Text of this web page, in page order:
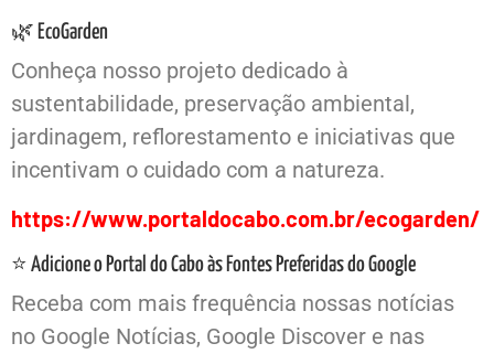
🌿 EcoGarden
Conheça nosso projeto dedicado à
sustentabilidade, preservação ambiental,
jardinagem, reflorestamento e iniciativas que
incentivam o cuidado com a natureza.
https://www.portaldocabo.com.br/ecogarden/
⭐ Adicione o Portal do Cabo às Fontes Preferidas do Google
Receba com mais frequência nossas notícias
no Google Notícias, Google Discover e nas